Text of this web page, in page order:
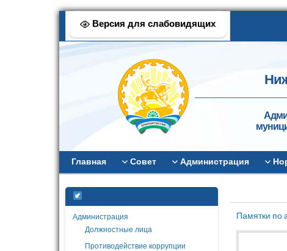
Версия для слабовидящих
Главная Совет Администрация
Администрация
Должностные лица
Противодействие коррупции
Памятки по